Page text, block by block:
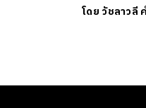
โดยวัชลาวลี